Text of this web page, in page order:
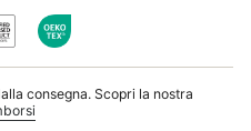
consegna. Scopri la nostra